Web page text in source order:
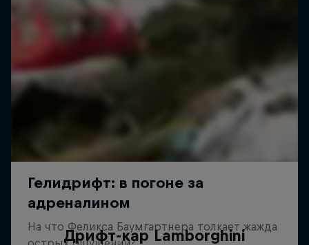
Дрифт-кар Lamborghini